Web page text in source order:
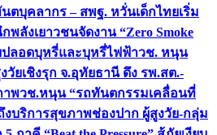
ตบุคลากร – สพฐ. หวั่นเด็กไทยเริ่ม
ลังเยาวชนจัดงาน “Zero Smoke
ปลอดบุหรี่และบุหรี่ไฟฟ้าวช. หนุน
ยเชิงรุก จ.อุทัยธานี ดึง รพ.สต.-
าพวช.หนุน “รถทันตกรรมเคลื่อนที่
งบริการสุขภาพช่องปาก ผู้สูงวัย-กลุ่ม